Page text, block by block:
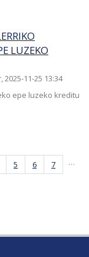
LUZEKO
2025-11-25 13:34
epe luzeko kreditu
5 6
7
…